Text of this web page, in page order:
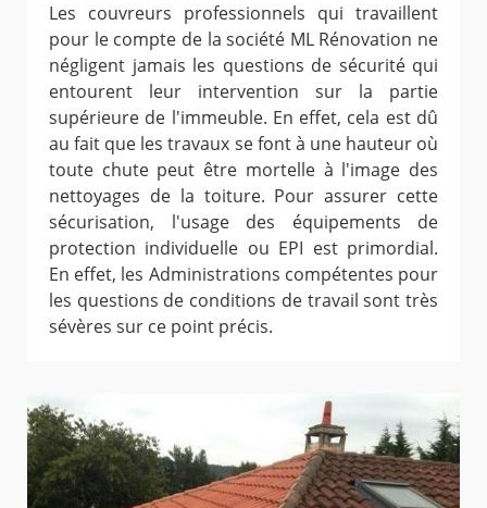
Les couvreurs professionnels qui travaillent
pour le compte de la société ML Rénovation ne
négligent jamais les questions de sécurité qui
entourent leur intervention sur la partie
supérieure de l'immeuble. En effet, cela est dû
au fait que les travaux se font à une hauteur où
toute chute peut être mortelle à l'image des
nettoyages de la toiture. Pour assurer cette
sécurisation, l'usage des équipements de
protection individuelle ou EPI est primordial.
En effet, les Administrations compétentes pour
les questions de conditions de travail sont très
sévères sur ce point précis.